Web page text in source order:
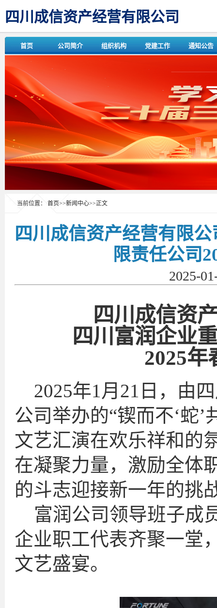
四川成信资产经营有限公司
首页 公司简介 组织机构 党建工作 通知公告
当前位置： 首页>>新闻中心>>正文
四川成信资产经营有限
限责任公司
2025-
四川成信资
四川富润企业
2025年
2025年1月21日，由
公司举办的“锲而不‘蛇
文艺汇演在欢乐祥和的
在凝聚力量，激励全体
的斗志迎接新一年的挑
富润公司领导班子成
企业职工代表齐聚一堂
文艺盛宴。